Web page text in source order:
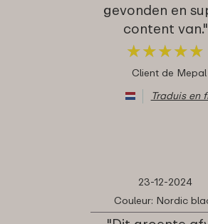
gevonden en
content van."
★★★★★
★★★★★
Client de Mepal
Traduis en
23-12-2024
Couleur: Nordic